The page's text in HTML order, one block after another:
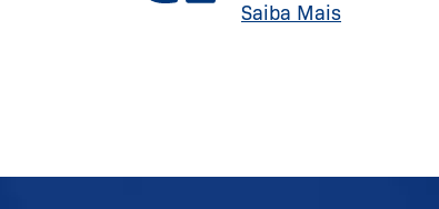
Saiba Mais